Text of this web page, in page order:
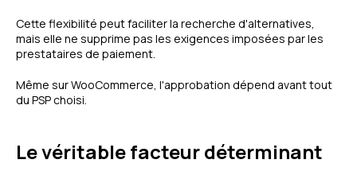
Cette flexibilité peut faciliter la recherche d'alternatives,
mais elle ne supprime pas les exigences imposées par les
prestataires de paiement.
Même sur WooCommerce, l'approbation dépend avant tout
du PSP choisi.
Le véritable facteur déterminant